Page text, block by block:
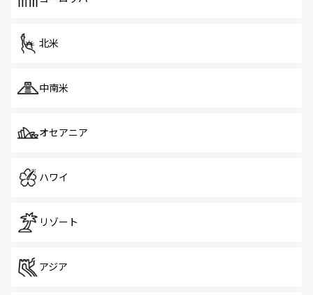
北米
中南米
オセアニア
ハワイ
リゾート
アジア